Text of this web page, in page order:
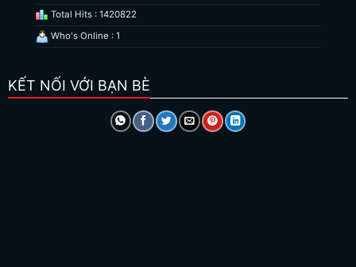
Total Hits : 1420822
Who's Online : 1
KẾT NỐI VỚI BẠN BÈ